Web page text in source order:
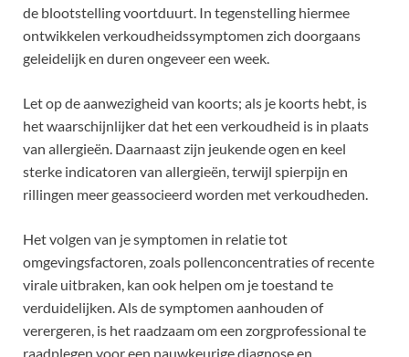
de blootstelling voortduurt. In tegenstelling hiermee
ontwikkelen verkoudheidssymptomen zich doorgaans
geleidelijk en duren ongeveer een week.
Let op de aanwezigheid van koorts; als je koorts hebt, is
het waarschijnlijker dat het een verkoudheid is in plaats
van allergieën. Daarnaast zijn jeukende ogen en keel
sterke indicatoren van allergieën, terwijl spierpijn en
rillingen meer geassocieerd worden met verkoudheden.
Het volgen van je symptomen in relatie tot
omgevingsfactoren, zoals pollenconcentraties of recente
virale uitbraken, kan ook helpen om je toestand te
verduidelijken. Als de symptomen aanhouden of
verergeren, is het raadzaam om een zorgprofessional te
raadplegen voor een nauwkeurige diagnose en